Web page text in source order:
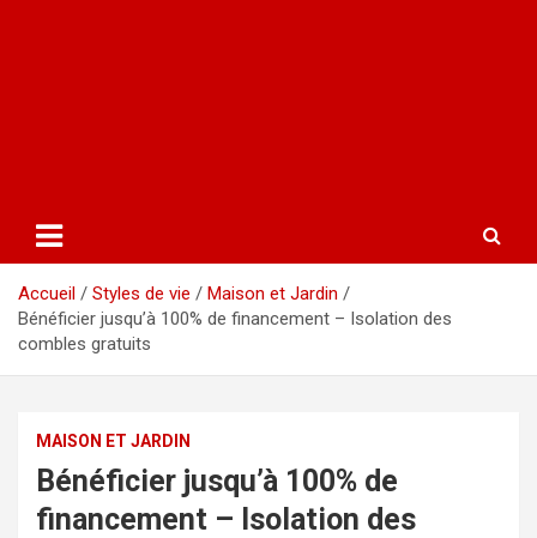
Accueil Styles de vie
Maison et Jardin
Bénéficier jusqu’à 100% de financement – Isolation des
combles gratuits
MAISON ET JARDIN
Bénéficier jusqu’à 100% de
financement – Isolation des